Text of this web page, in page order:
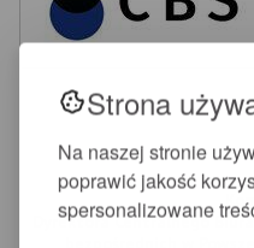
Strona
Na naszej stronie
poprawić jakość
spersonalizowane
Dyrektora Centralnego